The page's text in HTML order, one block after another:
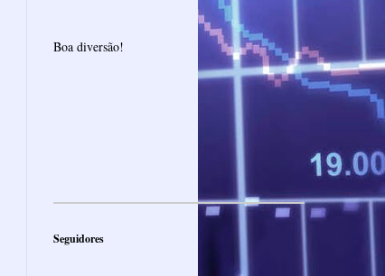
Boa diversão!
Seguidores